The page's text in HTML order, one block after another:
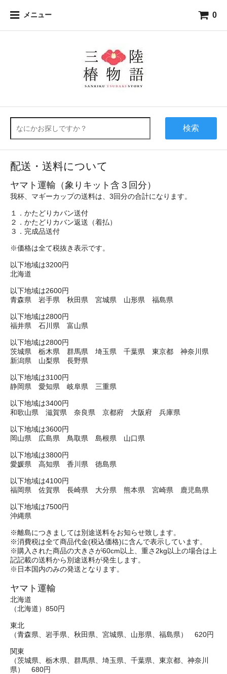
メニュー 0
検索
配送・送料について
ヤマト運輸（象りキット含３回分）
我杯、マギーカップの送料は、3回分の合計になります。
１．かたどりカバン送付
２．かたどりカバン返送（着払）
３．完成品送付
※価格は全て税抜き表示です。
以下地域は3200円
北海道
以下地域は2600円
青森県 岩手県 秋田県 宮城県 山形県 福島県
以下地域は2800円
福井県 石川県 富山県
以下地域は2800円
茨城県 栃木県 群馬県 埼玉県 千葉県 東京都 神奈川県
新潟県 山梨県 長野県
以下地域は3100円
静岡県 愛知県 岐阜県 三重県
以下地域は3400円
和歌山県 滋賀県 奈良県 京都府 大阪府 兵庫県
以下地域は3600円
岡山県 広島県 鳥取県 島根県 山口県
以下地域は3800円
愛媛県 高知県 香川県 徳島県
以下地域は4100円
福岡県 佐賀県 長崎県 大分県 熊本県 宮崎県 鹿児島県
以下地域は7500円
沖縄県
※離島につきましては別途送料をお知らせ致します。
※消費税は全て商品代金(税込価格)に含んで表示しています。
※購入された商品の大きさが60cm以上、重さ2kg以上の場合は上
記記載の送料から別途送料が発生します。
※日本国内のみの発送となります。
ヤマト運輸
北海道
（北海道）850円
東北
（青森県、岩手県、秋田県、宮城県、山形県、福島県） 620円
関東
（茨城県、栃木県、群馬県、埼玉県、千葉県、東京都、神奈川
県） 680円